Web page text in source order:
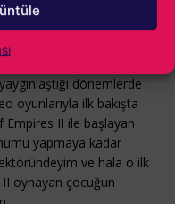
dönemlerde
oyunlarıyla ilk bakışta
Empires II ile başlayan
yapmaya kadar
ve hala o ilk
oynayan çocuğun